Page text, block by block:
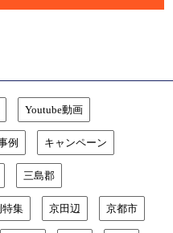
Youtube動画
例 キャンペーン
三島郡
特集 京田辺 京都市